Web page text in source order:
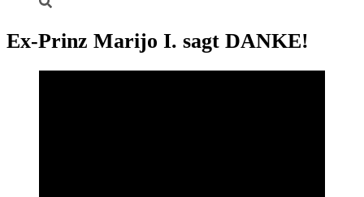
Ex-Prinz Marijo I. sagt DANKE!